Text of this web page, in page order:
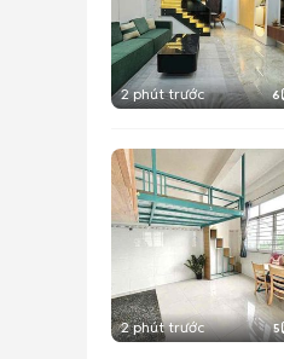
2 phút trước 6
2 phút trước 5